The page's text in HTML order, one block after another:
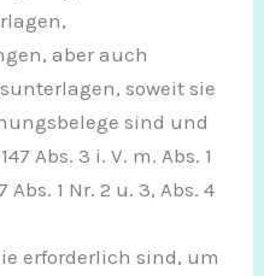
aber auch
soweit sie
sind und
Abs. 3 i. V. m. Abs. 1
Abs. 1 Nr. 2 u. 3, Abs. 4
erforderlich sind, um